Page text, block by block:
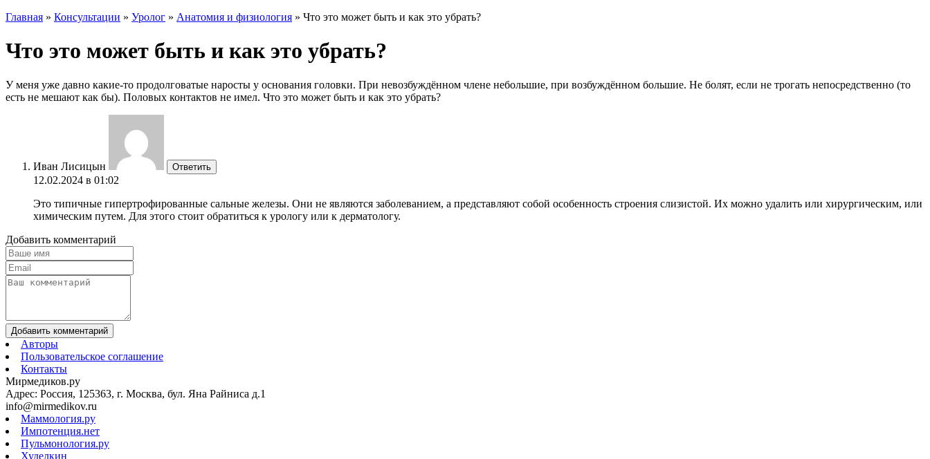
Главная » Консультации » Уролог » Анатомия и физиология » Что это может быть и как это убрать?
Что это может быть и как это убрать?
У меня уже давно какие-то продолговатые наросты у основания головки. При невозбуждённом члене небольшие, при возбуждённом большие. Не болят, если не трогать непосредственно (то
есть не мешают как бы). Половых контактов не имел. Что это может быть и как это убрать?
Иван Лисицын Ответить
12.02.2024 в 01:02
Это типичные гипертрофированные сальные железы. Они не являются заболеванием, а представляют собой особенность строения слизистой. Их можно удалить или хирургическим, или
химическим путем. Для этого стоит обратиться к урологу или к дерматологу.
Добавить комментарий
Добавить комментарий
Авторы
Пользовательское соглашение
Контакты
Мирмедиков.ру
Адрес: Россия, 125363, г. Москва, бул. Яна Райниса д.1
info@mirmedikov.ru
Маммология.ру
Импотенция.нет
Пульмонология.ру
Худелкин